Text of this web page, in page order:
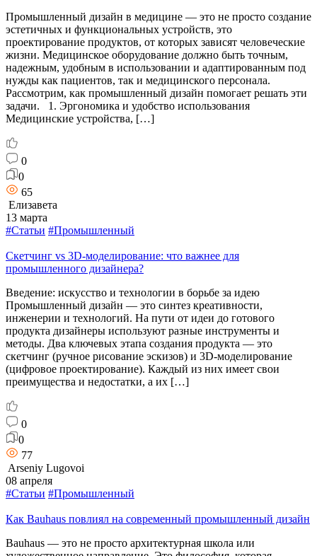
Промышленный дизайн в медицине — это не просто создание
эстетичных и функциональных устройств, это
проектирование продуктов, от которых зависят человеческие
жизни. Медицинское оборудование должно быть точным,
надежным, удобным в использовании и адаптированным под
нужды как пациентов, так и медицинского персонала.
Рассмотрим, как промышленный дизайн помогает решать эти
задачи. 1. Эргономика и удобство использования
Медицинские устройства, […]
0
0
65
Елизавета
13 марта
#Статьи #Промышленный
Скетчинг vs 3D-моделирование: что важнее для
промышленного дизайнера?
Введение: искусство и технологии в борьбе за идею
Промышленный дизайн — это синтез креативности,
инженерии и технологий. На пути от идеи до готового
продукта дизайнеры используют разные инструменты и
методы. Два ключевых этапа создания продукта — это
скетчинг (ручное рисование эскизов) и 3D-моделирование
(цифровое проектирование). Каждый из них имеет свои
преимущества и недостатки, а их […]
0
0
77
Arseniy Lugovoi
08 апреля
#Статьи #Промышленный
Как Bauhaus повлиял на современный промышленный дизайн
Bauhaus — это не просто архитектурная школа или